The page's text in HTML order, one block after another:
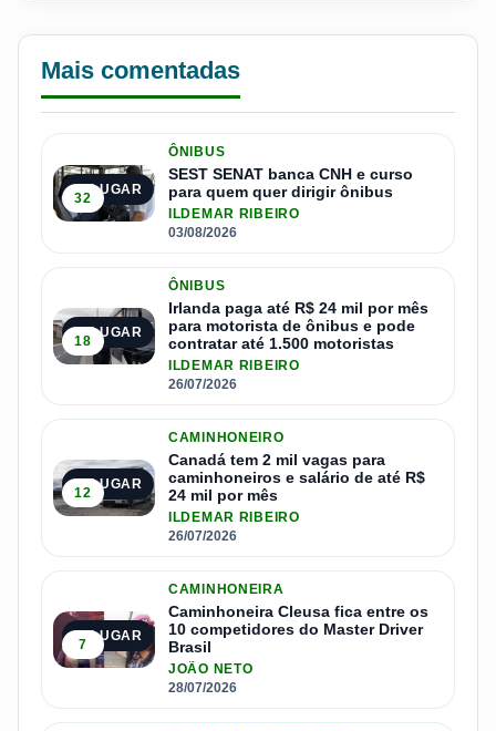
Mais comentadas
1º LUGAR
32
ÔNIBUS
SEST SENAT banca CNH e curso
para quem quer dirigir ônibus
ILDEMAR RIBEIRO
03/08/2026
2º LUGAR
18
ÔNIBUS
Irlanda paga até R$ 24 mil por mês
para motorista de ônibus e pode
contratar até 1.500 motoristas
ILDEMAR RIBEIRO
26/07/2026
3º LUGAR
12
CAMINHONEIRO
Canadá tem 2 mil vagas para
caminhoneiros e salário de até R$
24 mil por mês
ILDEMAR RIBEIRO
26/07/2026
4º LUGAR
7
CAMINHONEIRA
Caminhoneira Cleusa fica entre os
10 competidores do Master Driver
Brasil
JOÃO NETO
28/07/2026